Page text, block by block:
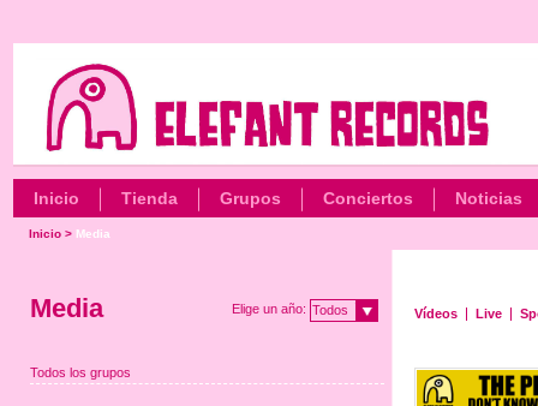
Inicio Tienda Grupos Conciertos Noticias
Inicio> Media
Vídeos Live
Media Elige un año: Todos
Todos los grupos